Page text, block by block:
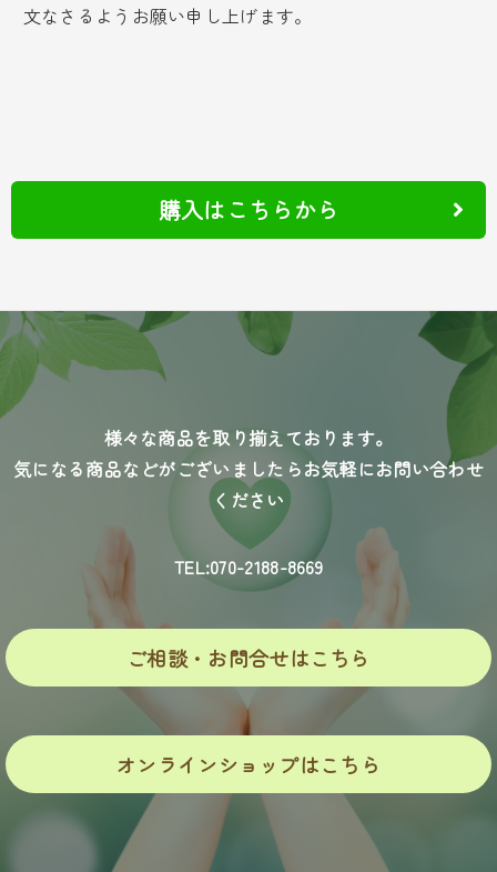
文なさるようお願い申し上げます。
購入はこちらから
様々な商品を取り揃えております。
気になる商品などがございましたらお気軽にお問い合わせ
ください
TEL:070-2188-8669
ご相談・お問合せはこちら
オンラインショップはこちら